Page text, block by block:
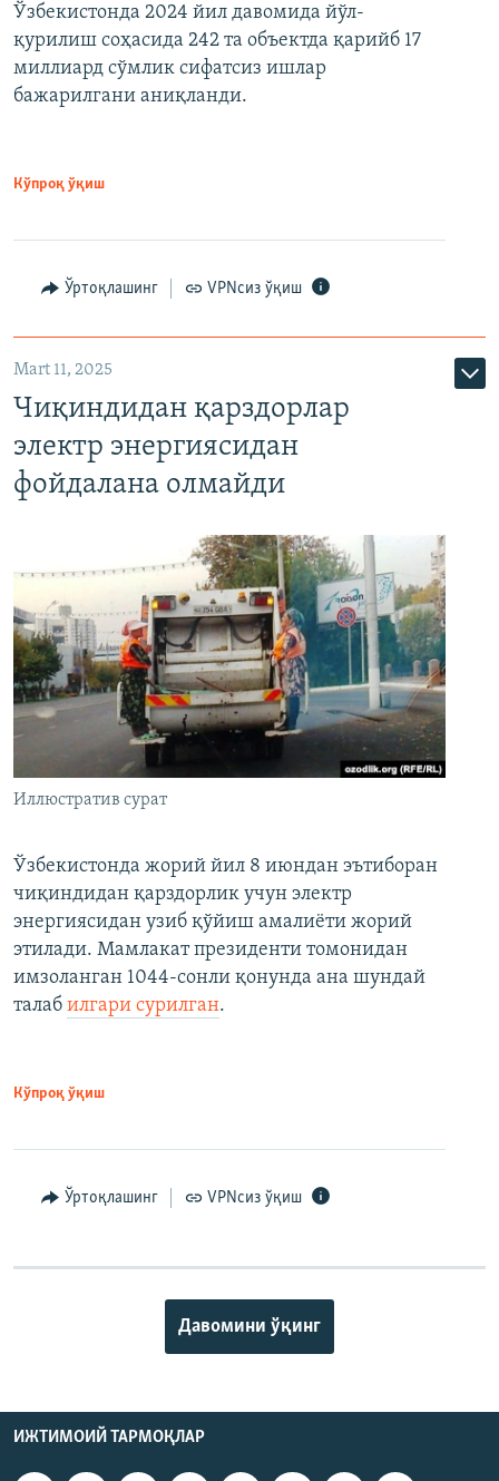
Ўзбекистонда 2024 йил давомида йўл-
қурилиш соҳасида 242 та объектда қарийб 17
миллиард сўмлик сифатсиз ишлар
бажарилгани аниқланди.
Кўпроқ ўқиш
Ўртоқлашинг VPNсиз ўқиш
Mart 11, 2025
Чиқиндидан қарздорлар
электр энергиясидан
фойдалана олмайди
Иллюстратив сурат
Ўзбекистонда жорий йил 8 июндан эътиборан
чиқиндидан қарздорлик учун электр
энергиясидан узиб қўйиш амалиёти жорий
этилади. Мамлакат президенти томонидан
имзоланган 1044-сонли қонунда ана шундай
талаб илгари сурилган.
Кўпроқ ўқиш
Ўртоқлашинг VPNсиз ўқиш
Давомини ўқинг
ИЖТИМОИЙ ТАРМОҚЛАР